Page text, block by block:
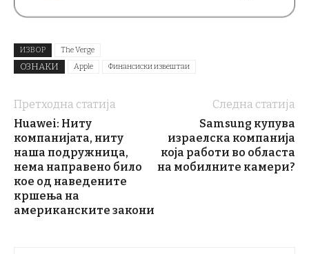
ИЗВОР The Verge
ОЗНАКИ Apple Финансиски извештаи
Претходна статија
Huawei: Ниту
компанијата, ниту
наша подружница,
нема направено било
кое од наведените
кршења на
американските закони
Следна статија
Samsung купува
израелска компанија
која работи во областа
на мобилните камери?